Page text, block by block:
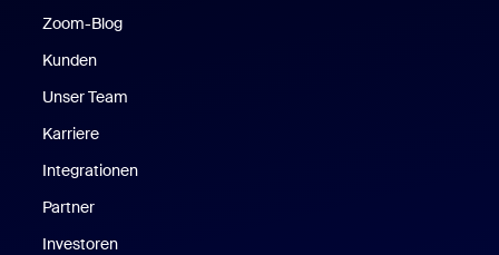
Zoom-Blog
Kunden
Unser Team
Karriere
Integrationen
Partner
Investoren